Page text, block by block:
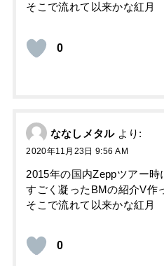
そこで流れて以来かな紅月
0
ななしメタル より:
2020年11月23日 9:56 AM
2015年の国内Zeppツアー
すごく凝ったBMの紹介V作
そこで流れて以来かな紅月
0